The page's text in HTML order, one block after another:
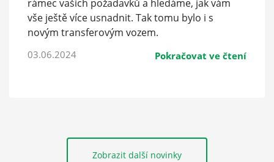
rámec vašich požadavků a hledáme, jak vám
vše ještě více usnadnit. Tak tomu bylo i s
novým transferovým vozem.
03.06.2024 Pokračovat ve čtení
Zobrazit další novinky